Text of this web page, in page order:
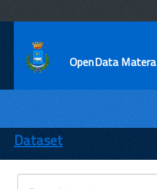
OpenData Matera
ENTI
TEMI
INFORMAZIONI
Dataset